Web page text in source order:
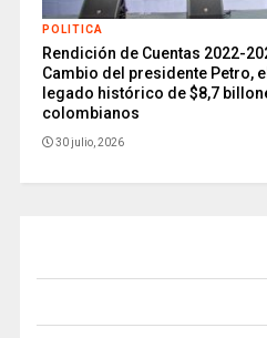
POLITICA
Rendición de Cuentas 2022-
Cambio del presidente Petro,
legado histórico de $8,7
colombianos
30 julio, 2026